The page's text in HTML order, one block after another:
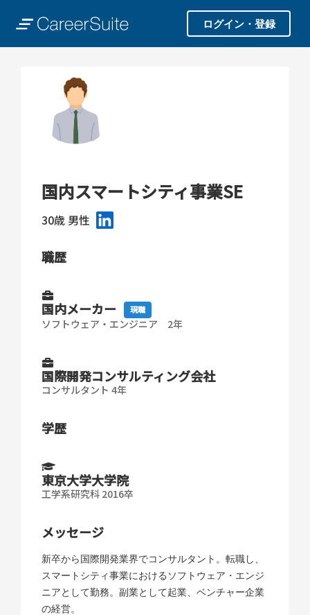
ログイン・登録
国内スマートシティ事業SE
30歳 男性
職歴
国内メーカー 現職
ソフトウェア・エンジニア 2年
国際開発コンサルティング会社
コンサルタント 4年
学歴
東京大学大学院
工学系研究科 2016卒
メッセージ
新卒から国際開発業界でコンサルタント。転職し、
スマートシティ事業におけるソフトウェア・エンジ
ニアとして勤務。副業として起業、ベンチャー企業
の経営。